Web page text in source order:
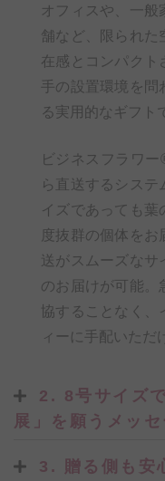
オフィスや、一般
舗など、限られた
在感とコンパクト
手の設置環境を問
る実用的なギフト
ビジネスフラワ
ら直送するシス
イズであっても葉
度抜群の個体をお
送がスムーズなサ
のお届けが可能。
協することなく
ィーに手配いただ
2. 8号サイズ
展」を願うメッセ
3. 贈る側も安